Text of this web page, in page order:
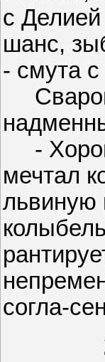
с
шанс,
- смута
Сварог
-
мечтал
львиную
согла-